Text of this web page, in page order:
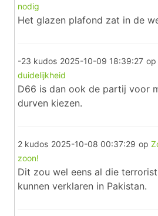
nodig
Het glazen plafond zat in de
-23 kudos 2025-10-09 18:39:27 op
duidelijkheid
D66 is dan ook de partij voor
durven kiezen.
2 kudos 2025-10-08 00:37:29 op
zoon!
Dit zou wel eens al die
kunnen verklaren in Pakistan.